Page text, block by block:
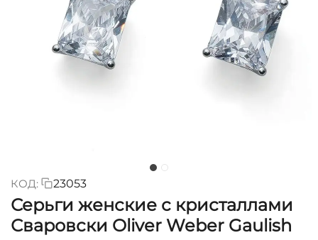
КОД: 23053
Серьги женские с кристаллами
Сваровски Oliver Weber Gaulish